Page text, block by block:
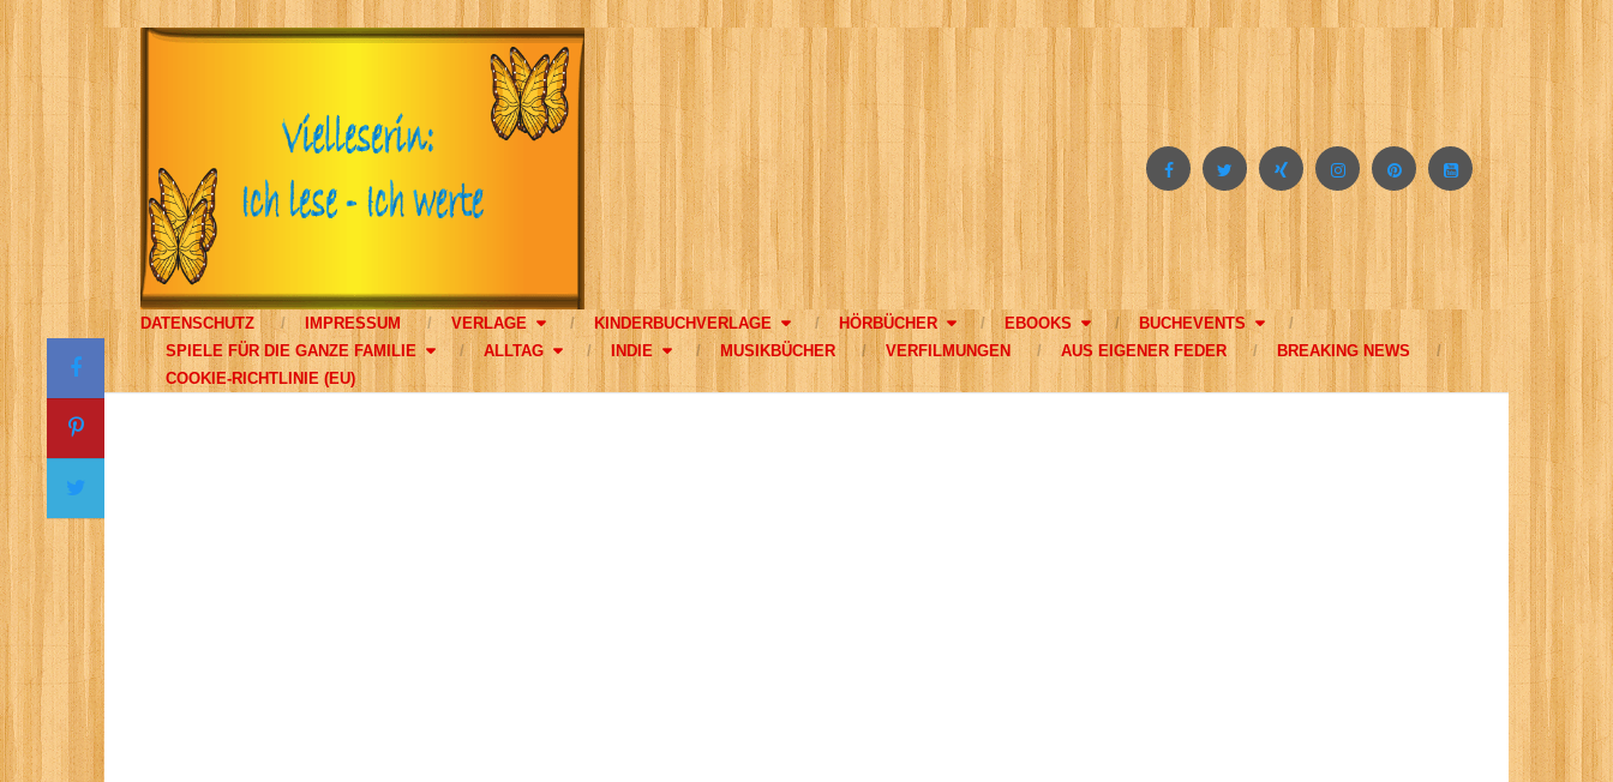
DATENSCHUTZ IMPRESSUM VERLAGE KINDERBUCHVERLAGE HÖRBÜCHER EBOOKS
BUCHEVENTS
SPIELE FÜR DIE GANZE FAMILIE
ALLTAG INDIE MUSIKBÜCHER VERFILMUNGEN AUS EIGENER FEDER
BREAKING NEWS
COOKIE-RICHTLINIE (EU)